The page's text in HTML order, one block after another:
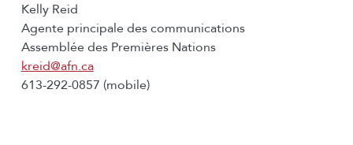
Kelly Reid
Agente principale des communications
Assemblée des Premières Nations
kreid@afn.ca
613-292-0857 (mobile)